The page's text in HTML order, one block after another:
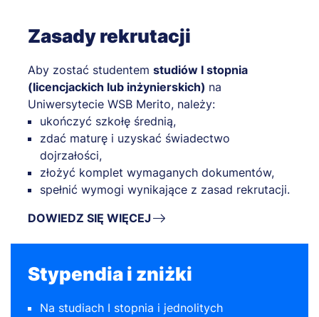
Zasady rekrutacji
Aby zostać studentem studiów I stopnia
(licencjackich lub inżynierskich) na
Uniwersytecie WSB Merito, należy:
ukończyć szkołę średnią,
zdać maturę i uzyskać świadectwo
dojrzałości,
złożyć komplet wymaganych dokumentów,
spełnić wymogi wynikające z zasad rekrutacji.
DOWIEDZ SIĘ WIĘCEJ
Stypendia i zniżki
Na studiach I stopnia i jednolitych